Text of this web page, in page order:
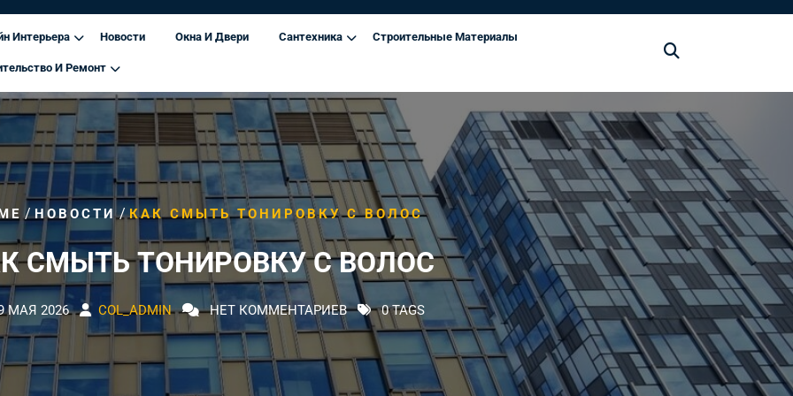
Интерьера Новости Окна И Двери Сантехника Строительные Материалы
И Ремонт
/НОВОСТИ/КАК СМЫТЬ ТОНИРОВКУ С ВОЛОС
СМЫТЬ ТОНИРОВКУ С ВОЛОС
МАЯ 2026 COL_ADMIN НЕТ КОММЕНТАРИЕВ 0 TAGS